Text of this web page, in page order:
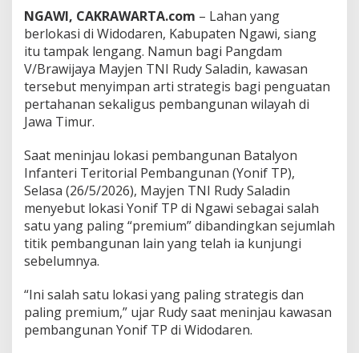
w
i
P
a
l
i
n
r
a
t
e
g
i
s
r
a
j
u
NGAWI, CAKRAWARTA.com – Lahan yang
berlokasi di Widodaren, Kabupaten Ngawi, siang
itu tampak lengang. Namun bagi Pangdam
V/Brawijaya Mayjen TNI Rudy Saladin, kawasan
tersebut menyimpan arti strategis bagi penguatan
pertahanan sekaligus pembangunan wilayah di
Jawa Timur.
Saat meninjau lokasi pembangunan Batalyon
Infanteri Teritorial Pembangunan (Yonif TP),
Selasa (26/5/2026), Mayjen TNI Rudy Saladin
menyebut lokasi Yonif TP di Ngawi sebagai salah
satu yang paling “premium” dibandingkan sejumlah
titik pembangunan lain yang telah ia kunjungi
sebelumnya.
“Ini salah satu lokasi yang paling strategis dan
paling premium,” ujar Rudy saat meninjau kawasan
pembangunan Yonif TP di Widodaren.